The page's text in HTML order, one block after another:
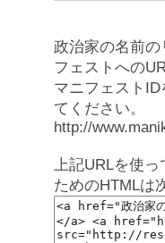
政治家の名前
フェストへの
マニフェスト
てください。
http://
上記URLを使っ
ためのHTMLは